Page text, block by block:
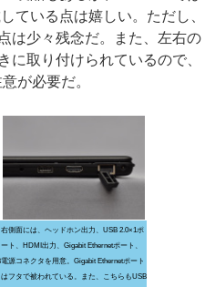
ている点は嬉しい。ただし、
は少々残念だ。また、左右の
に取り付けられているので、
が必要だ。
右側面には、ヘッドホン出力、USB 2.0×1ポ
ート、HDMI出力、Gigabit Ethernetポート、
電源コネクタを用意。Gigabit Ethernetポート
はフタで被われている。また、こちらもUSB